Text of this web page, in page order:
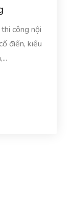
công nội
điển, kiểu